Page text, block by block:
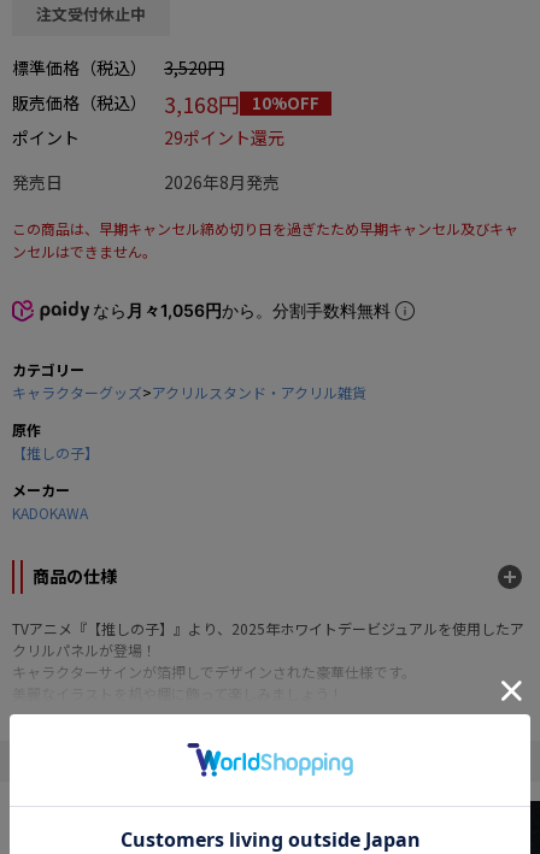
この商品をシェアする
注文受付休止中
標準価格（税込）
3,520円
販売価格（税込）
3,168円 10%OFF
ポイント
29ポイント還元
発売日
2026年8月発売
この商品は、早期キャンセル締め切り日を過ぎたため早期キャンセル及びキャ
ンセルはできません。
なら 月々1,056円から。分割手数料無料
カテゴリー
キャラクターグッズ>アクリルスタンド・アクリル雑貨
原作
【推しの子】
メーカー
KADOKAWA
商品の仕様
TVアニメ『【推しの子】』より、2025年ホワイトデービジュアルを使用したア
クリルパネルが登場！
キャラクターサインが箔押しでデザインされた豪華仕様です。
■素材：アクリル樹脂、アルミ
©赤坂アカ×横槍メンゴ／集英社・【推しの子】製作委員会
" 【推しの子】 "の他の商品